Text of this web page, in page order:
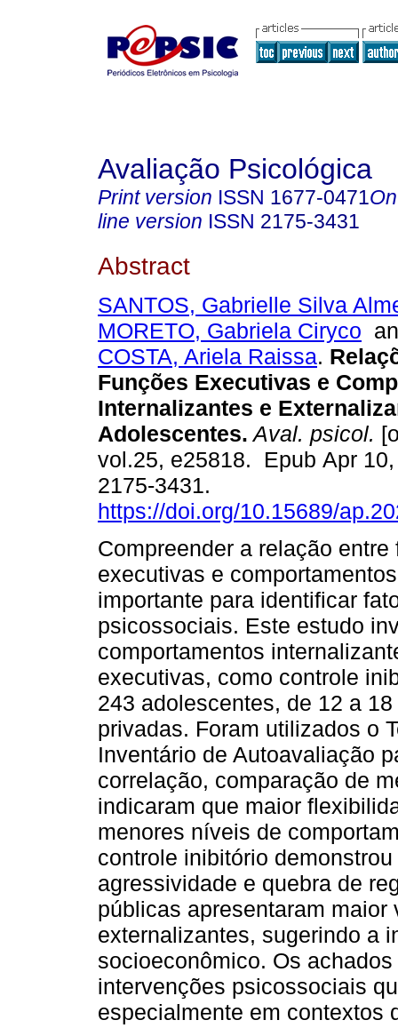
Avaliação Psicológica
Print version ISSN 1677-0471
line version ISSN 2175-3431
Abstract
SANTOS, Gabrielle Silva
MORETO, Gabriela Ciryco
COSTA, Ariela Raissa.
Funções Executivas e
Internalizantes e
Adolescentes. Aval. psicol.
vol.25, e25818. Epub Apr
2175-3431.
https://doi.org/10.15689/
Compreender a relação entre
executivas e
importante para identificar
psicossociais. Este estudo
comportamentos
executivas, como controle
243 adolescentes, de 12 a
privadas. Foram utilizados o
Inventário de Autoavaliação
correlação, comparação de
indicaram que maior
menores níveis de
controle inibitório
agressividade e quebra de
públicas apresentaram
externalizantes, sugerindo a
socioeconômico. Os
intervenções psicossociais
especialmente em contextos